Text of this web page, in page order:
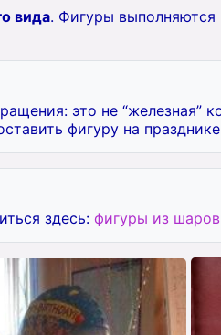
вида. Фигуры выполняются
это не “железная”
фигуру на
здесь: фигуры из